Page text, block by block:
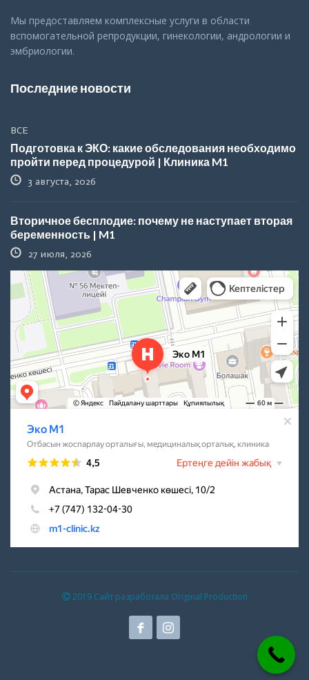
Мы предоставляем комплексные услуги в области
вспомогательной репродукции, гинекологии, андрологии и
эмбриологии.
Последние новости
ВСЕ
Подготовка к ЭКО: какие обследования необходимо
пройти перед процедурой | Клиника M1
3 августа, 2026
Вторичное бесплодие: почему не наступает вторая
беременность | M1
27 июля, 2026
Эко M1
Центр планирования семьи в Астане
Медцентр, клиника в Астане
2019 Сайт разработала Original Production